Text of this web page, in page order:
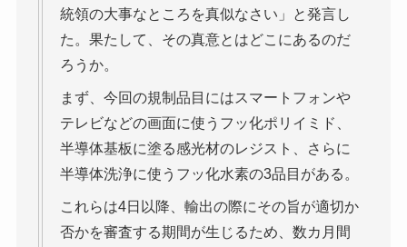
統領の大事なところを真似なさい」と発言し
た。果たして、その真意とはどこにあるのだ
ろうか。
まず、今回の規制品目にはスマートフォンや
テレビなどの画面に使うフッ化ポリイミド、
半導体基板に塗る感光材のレジスト、さらに
半導体洗浄に使うフッ化水素の3品目がある。
これらは4日以降、輸出の際にその旨が適切か
否かを審査する期間が生じるため、数カ月間